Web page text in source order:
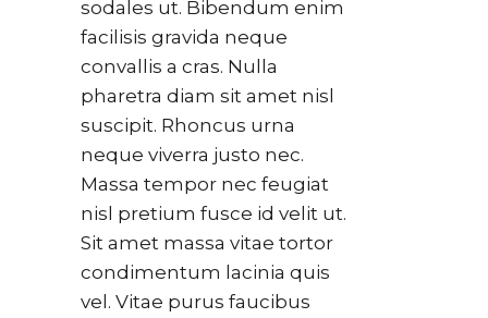
sodales ut. Bibendum enim
facilisis gravida neque
convallis a cras. Nulla
pharetra diam sit amet nisl
suscipit. Rhoncus urna
neque viverra justo nec.
Massa tempor nec feugiat
nisl pretium fusce id velit ut.
Sit amet massa vitae tortor
condimentum lacinia quis
vel. Vitae purus faucibus